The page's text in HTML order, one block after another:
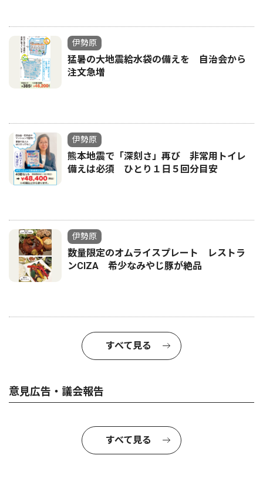
伊勢原
猛暑の大地震給水袋の備えを 自治会から
注文急増
伊勢原
熊本地震で「深刻さ」再び 非常用トイレ
備えは必須 ひとり１日５回分目安
伊勢原
数量限定のオムライスプレート レストラ
ンCIZA 希少なみやじ豚が絶品
すべて見る
意見広告・議会報告
すべて見る